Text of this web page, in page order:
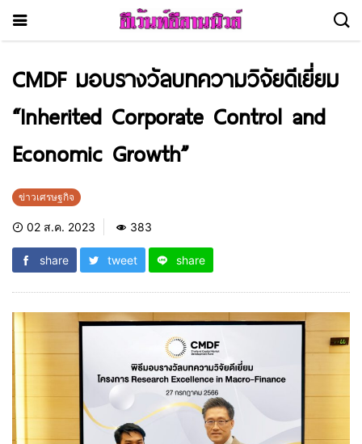
CMDF มอบรางวัลบทความวิจัยดีเยี่ยม
“Inherited Corporate Control and
Economic Growth”
ข่าวเศรษฐกิจ
02 ส.ค. 2023 383
share tweet share